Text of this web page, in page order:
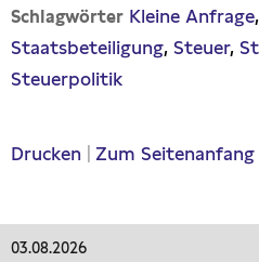
Schlagwörter Kleine Anfrage
Staatsbeteiligung Steuer
Steuerpolitik
Drucken Zum Seitenanfang
03.08.2026